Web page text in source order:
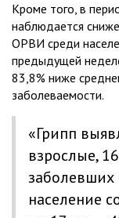
Кроме того, в
наблюдается
ОРВИ среди
предыдущей
83,8% ниже
заболеваемости.
«Грипп
взрослые,
население